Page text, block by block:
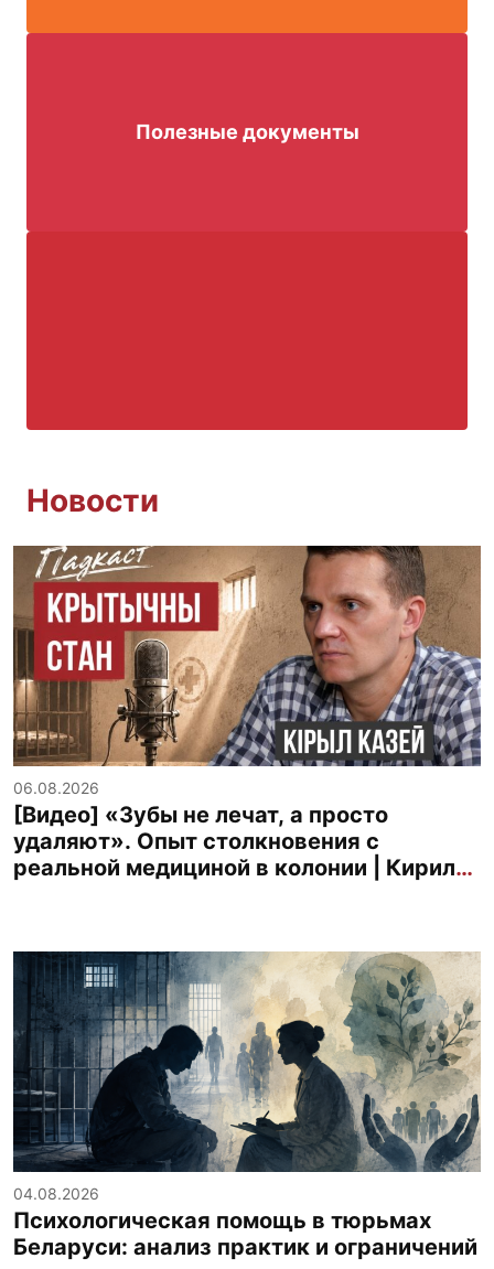
Полезные документы
Новости
06.08.2026
[Видео] «Зубы не лечат, а просто
удаляют». Опыт столкновения с
реальной медициной в колонии | Кирилл
04.08.2026
Психологическая помощь в тюрьмах
Беларуси: анализ практик и ограничений